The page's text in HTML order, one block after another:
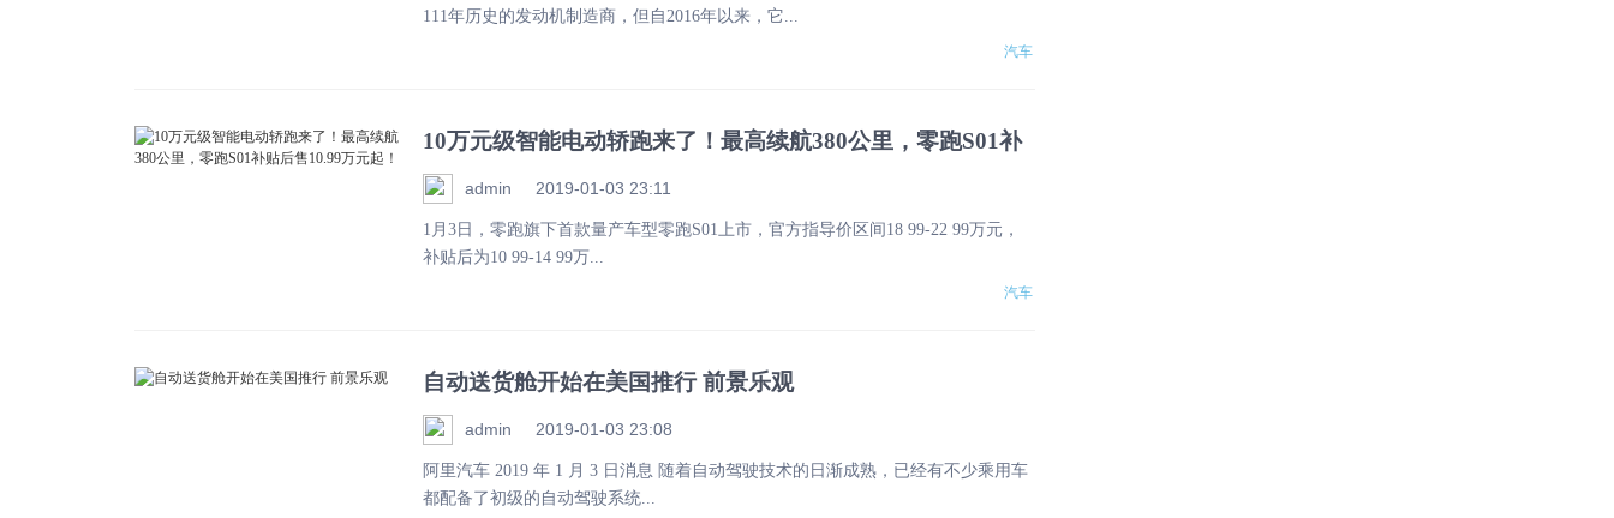
111年历史的发动机制造商，但自2016年以来，它...
汽车
10万元级智能电动轿跑来了！最高续航380公里，零跑S01补
贴后售10.99万元起！
admin 2019-01-03 23:11
1月3日，零跑旗下首款量产车型零跑S01上市，官方指导价区间18 99-22 99万元，
补贴后为10 99-14 99万...
汽车
自动送货舱开始在美国推行 前景乐观
admin 2019-01-03 23:08
阿里汽车 2019 年 1 月 3 日消息 随着自动驾驶技术的日渐成熟，已经有不少乘用车
都配备了初级的自动驾驶系统...